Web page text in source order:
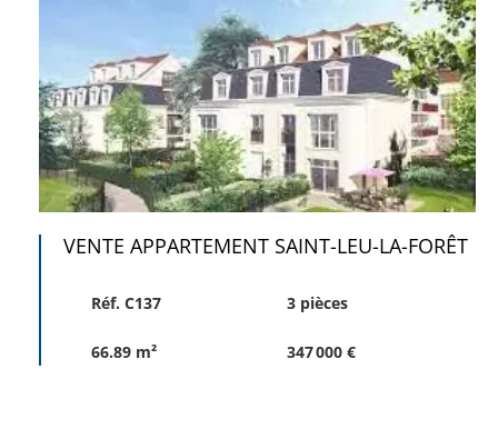
VENTE APPARTEMENT SAINT-LEU-LA-FORÊT
Réf. C137 3 pièces
66.89 m² 347 000 €